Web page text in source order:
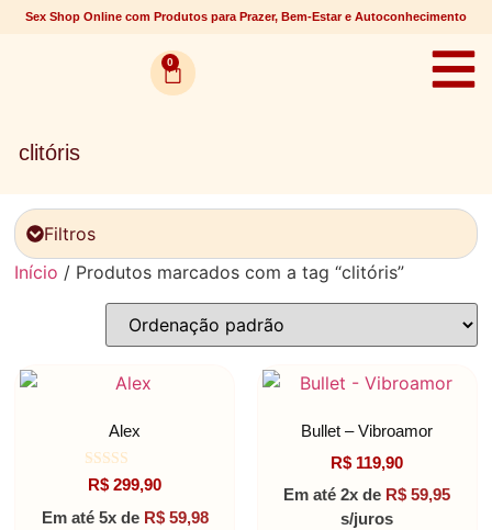
Sex Shop Online com Produtos para Prazer, Bem-Estar e Autoconhecimento
0
clitóris
Filtros
Início / Produtos marcados com a tag “clitóris”
Alex
Avaliação
4.00
de 5
R$ 299,90
Em até 5x de R$59,98
Bullet – Vibroamor
R$ 119,90
Em até 2x de R$ 59,95
s/juros